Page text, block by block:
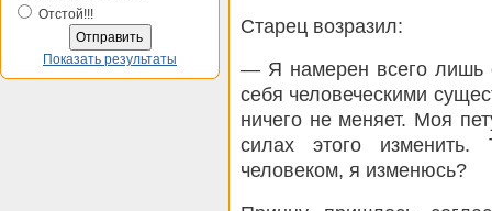
Отстой!!!
Показать результаты
Старец возразил:
— Я намерен всего лишь
себя человеческими
ничего не меняет. Моя
силах этого
человеком, я изменюсь?